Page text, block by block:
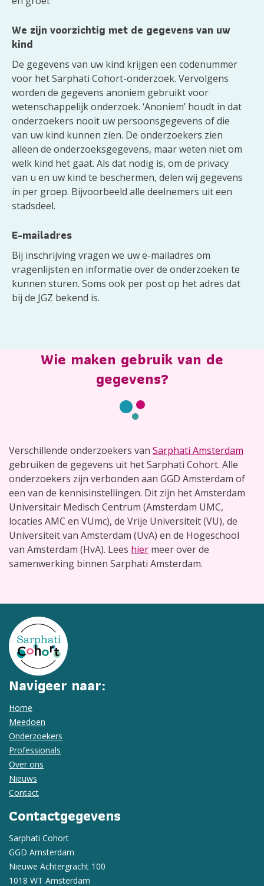
We zijn voorzichtig met de gegevens van uw
kind
De gegevens van uw kind krijgen een codenummer
voor het Sarphati Cohort-onderzoek. Vervolgens
worden de gegevens anoniem gebruikt voor
wetenschappelijk onderzoek. ‘Anoniem’ houdt in dat
onderzoekers nooit uw persoonsgegevens of die
van uw kind kunnen zien. De onderzoekers zien
alleen de onderzoeksgegevens, maar weten niet om
welk kind het gaat. Als dat nodig is, om de privacy
van u en uw kind te beschermen, delen wij gegevens
in per groep. Bijvoorbeeld alle deelnemers uit een
stadsdeel.
E-mailadres
Bij inschrijving vragen we uw e-mailadres om
vragenlijsten en informatie over de onderzoeken te
kunnen sturen. Soms ook per post op het adres dat
bij de JGZ bekend is.
Wie maken gebruik van de
gegevens?
Verschillende onderzoekers van Sarphati Amsterdam
gebruiken de gegevens uit het Sarphati Cohort. Alle
onderzoekers zijn verbonden aan GGD Amsterdam of
een van de kennisinstellingen. Dit zijn het Amsterdam
Universitair Medisch Centrum (Amsterdam UMC,
locaties AMC en VUmc), de Vrije Universiteit (VU), de
Universiteit van Amsterdam (UvA) en de Hogeschool
van Amsterdam (HvA). Lees hier meer over de
samenwerking binnen Sarphati Amsterdam.
Navigeer naar:
Home
Meedoen
Onderzoekers
Professionals
Over ons
Nieuws
Contact
Contactgegevens
Sarphati Cohort
GGD Amsterdam
Nieuwe Achtergracht 100
1018 WT Amsterdam